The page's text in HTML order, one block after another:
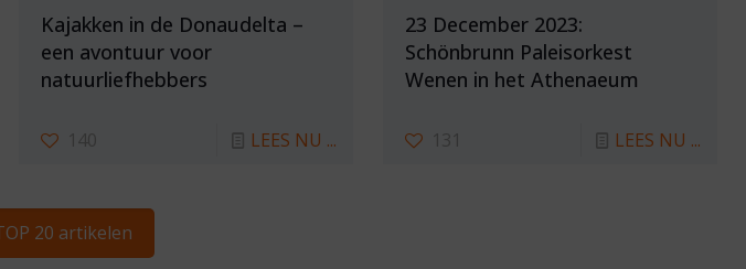
Kajakken in de Donaudelta –
een avontuur voor
natuurliefhebbers
140 LEES NU ...
23 December 2023:
Schönbrunn Paleisorkest
Wenen in het Athenaeum
131 LEES NU ...
20 artikelen